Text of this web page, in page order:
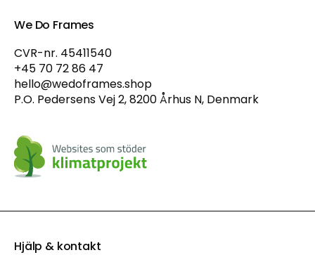
We Do Frames
CVR-nr. 45411540
+45 70 72 86 47
hello@wedoframes.shop
P.O. Pedersens Vej 2, 8200 Århus N, Denmark
Hjälp & kontakt